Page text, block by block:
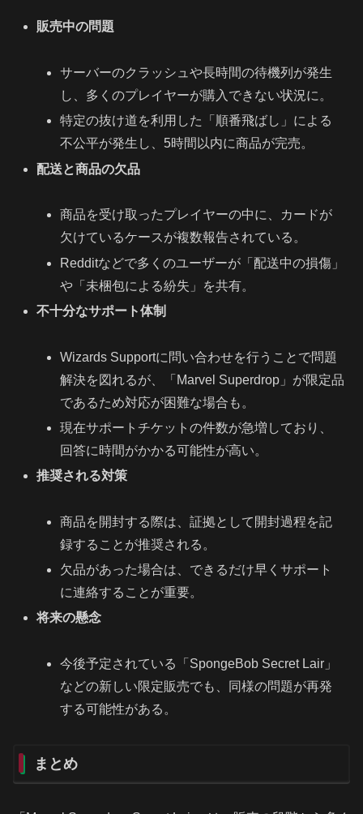
販売中の問題
サーバーのクラッシュや長時間の待機列が発生
し、多くのプレイヤーが購入できない状況に。
特定の抜け道を利用した「順番飛ばし」による
不公平が発生し、5時間以内に商品が完売。
配送と商品の欠品
商品を受け取ったプレイヤーの中に、カードが
欠けているケースが複数報告されている。
Redditなどで多くのユーザーが「配送中の損傷」
や「未梱包による紛失」を共有。
不十分なサポート体制
Wizards Supportに問い合わせを行うことで問題
解決を図れるが、「Marvel Superdrop」が限定品
であるため対応が困難な場合も。
現在サポートチケットの件数が急増しており、
回答に時間がかかる可能性が高い。
推奨される対策
商品を開封する際は、証拠として開封過程を記
録することが推奨される。
欠品があった場合は、できるだけ早くサポート
に連絡することが重要。
将来の懸念
今後予定されている「SpongeBob Secret Lair」
などの新しい限定販売でも、同様の問題が再発
する可能性がある。
まとめ